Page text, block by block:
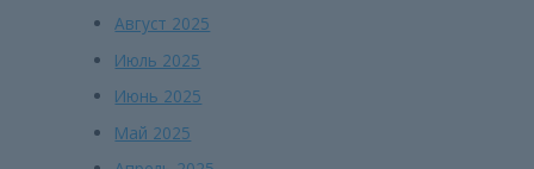
Август 2025
Июль 2025
Июнь 2025
Май 2025